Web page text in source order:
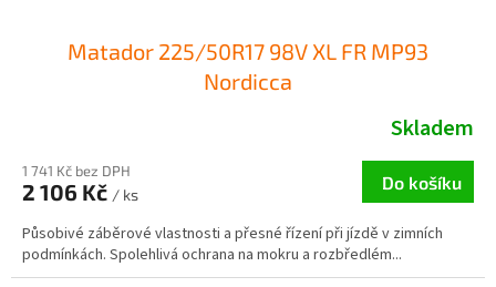
Matador 225/50R17 98V XL FR MP93
Nordicca
Skladem
1 741 Kč bez DPH
2 106 Kč / ks
Do košíku
Působivé záběrové vlastnosti a přesné řízení při jízdě v zimních
podmínkách. Spolehlivá ochrana na mokru a rozbředlém...